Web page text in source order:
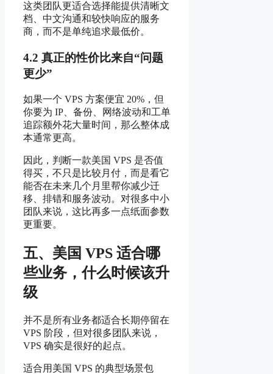
这类团队更适合选择能提供清晰文
档、中文沟通和较快响应的服务
商，而不是单纯追求最低价。
4.2 真正的性价比来自“问题
更少”
如果一个 VPS 方案便宜 20%，但
你要为 IP、备份、网络波动和工单
追踪额外花大量时间，那么整体成
本通常更高。
因此，判断一款美国 VPS 是否值
得买，不只是比较月付，而是看它
能否在未来几个月里帮你减少迁
移、排错和服务波动。对很多中小
团队来说，这比再多一点纸面参数
更重要。
五、美国 VPS 适合哪
些业务，什么时候该升
级
并不是所有业务都适合长期停留在
VPS 阶段，但对很多团队来说，
VPS 确实是很好的起点。
适合用美国 VPS 的典型场景包